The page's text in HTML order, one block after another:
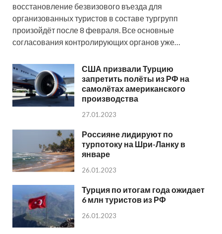
восстановление безвизового въезда для
организованных туристов в составе тургрупп
произойдёт после 8 февраля. Все основные
согласования контролирующих органов уже…
США призвали Турцию
запретить полёты из РФ на
самолётах американского
производства
27.01.2023
Россияне лидируют по
турпотоку на Шри-Ланку в
январе
26.01.2023
Турция по итогам года ожидает
6 млн туристов из РФ
26.01.2023